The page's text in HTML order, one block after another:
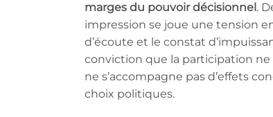
marges du pouvoir décisionnel .
impression se joue une tension
d’écoute et le constat
conviction que la participation ne
ne s’accompagne pas d’effets
choix politiques.